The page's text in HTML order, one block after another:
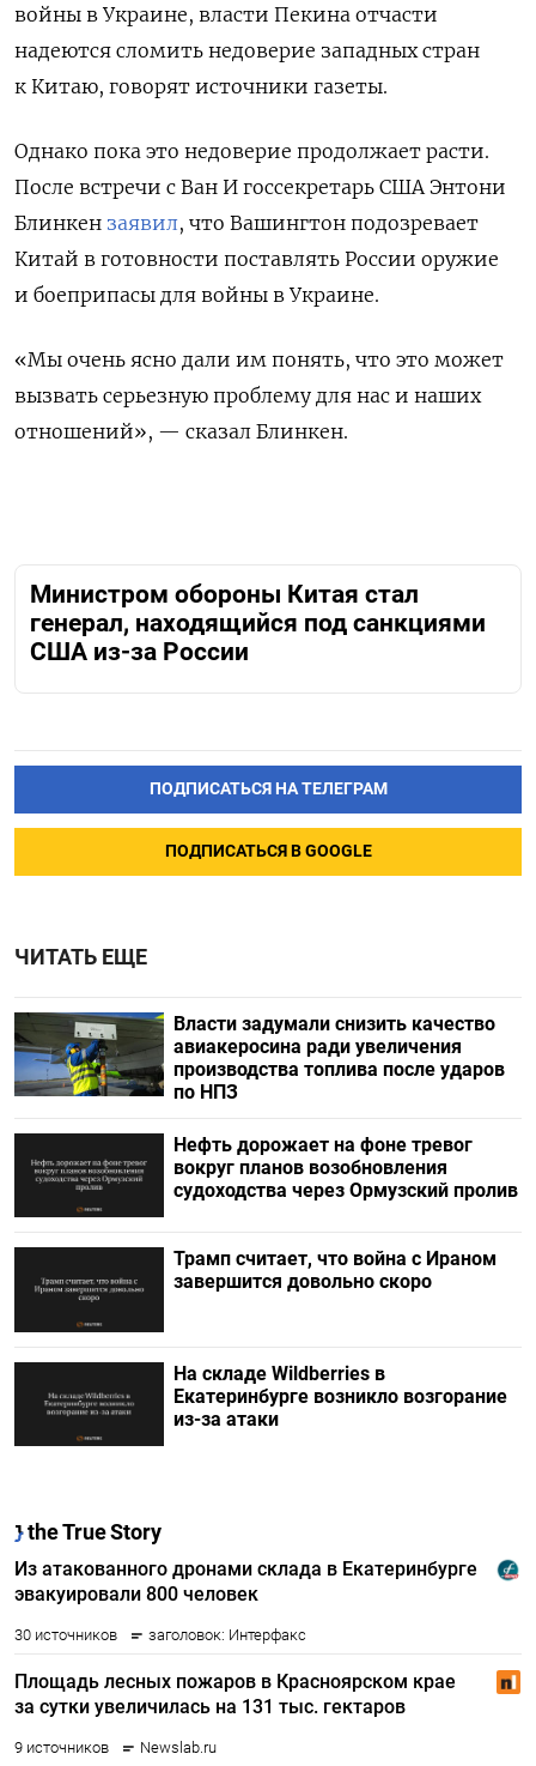
войны в Украине, власти Пекина отчасти
надеются сломить недоверие западных стран
к Китаю, говорят источники газеты.
Однако пока это недоверие продолжает расти.
После встречи с Ван И госсекретарь США Энтони
Блинкен заявил, что Вашингтон подозревает
Китай в готовности поставлять России оружие
и боеприпасы для войны в Украине.
«Мы очень ясно дали им понять, что это может
вызвать серьезную проблему для нас и наших
отношений», — сказал Блинкен.
Министром обороны Китая стал
генерал, находящийся под санкциями
США из-за России
ПОДПИСАТЬСЯ НА ТЕЛЕГРАМ
ПОДПИСАТЬСЯ В GOOGLE
ЧИТАТЬ ЕЩЕ
Власти задумали снизить качество
авиакеросина ради увеличения
производства топлива после ударов
по НПЗ
Нефть дорожает на фоне тревог
вокруг планов возобновления
судоходства через Ормузский пролив
Трамп считает, что война с Ираном
завершится довольно скоро
На складе Wildberries в
Екатеринбурге возникло возгорание
из-за атаки